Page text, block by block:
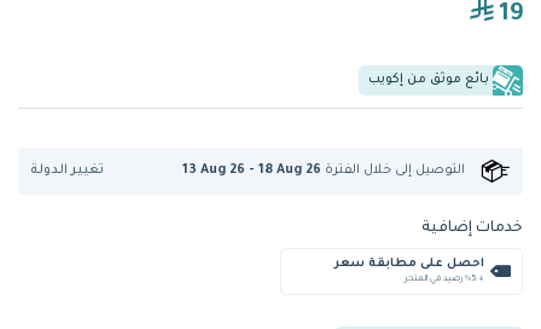
19
بائع موثق من إكويب
التوصيل إلى خلال الفترة 13 Aug 26 - 18 Aug 26 تغيير الدولة
خدمات إضافية
احصل على مطابقة سعر
+ %5 رصيد في المتجر